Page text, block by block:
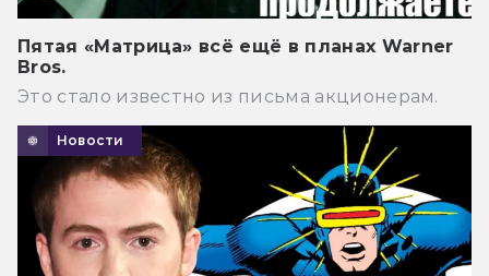
Пятая «Матрица» всё ещё в планах Warner
Bros.
Это стало известно из письма акционерам.
Новости